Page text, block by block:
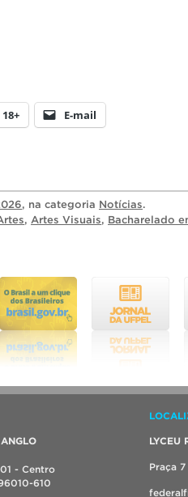
18+ E-mail
, na categoria Notícias.
, Artes Visuais, Bacharelado
- Centro
610
LYCEU
Praça